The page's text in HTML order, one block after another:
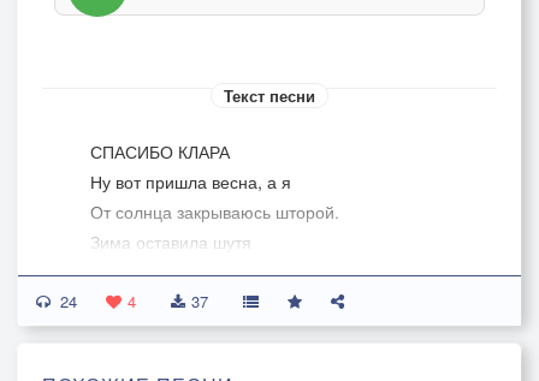
Текст песни
СПАСИБО КЛАРА
Ну вот пришла весна, а я
От солнца закрываюсь шторой.
Зима оставила шутя
В душе моей мороз и холод.
И только лишь букет цветов,
Наверно, справится с печалью.
24 4 37